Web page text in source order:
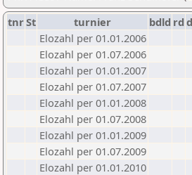
tnrSt turnier bdld rd
Elozahl per 01.01.2006
Elozahl per 01.07.2006
Elozahl per 01.01.2007
Elozahl per 01.07.2007
Elozahl per 01.01.2008
Elozahl per 01.07.2008
Elozahl per 01.01.2009
Elozahl per 01.07.2009
Elozahl per 01.01.2010